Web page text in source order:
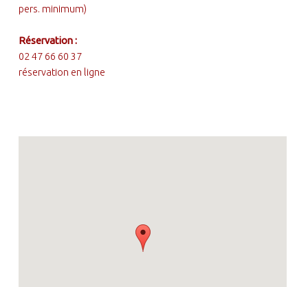
pers. minimum)
Réservation :
02 47 66 60 37
réservation en ligne